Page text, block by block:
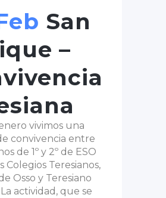
San
–
vivimos una
convivencia entre
de 1º y 2º de ESO
Colegios Teresianos,
Osso y Teresiano
actividad, que se